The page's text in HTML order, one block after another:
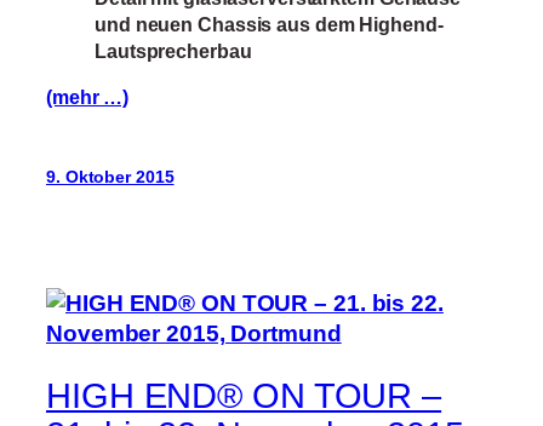
und neuen Chassis aus dem Highend-
Lautsprecherbau
(mehr …)
9. Oktober 2015
HIGH END® ON TOUR –